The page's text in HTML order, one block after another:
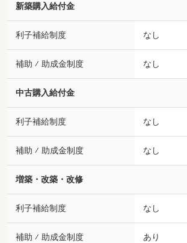
新築購入給付金
利子補給制度 なし
補助 ⁄ 助成金制度 なし
中古購入給付金
利子補給制度 なし
補助 ⁄ 助成金制度 なし
増築・改築・改修
利子補給制度 なし
補助 ⁄ 助成金制度 あり